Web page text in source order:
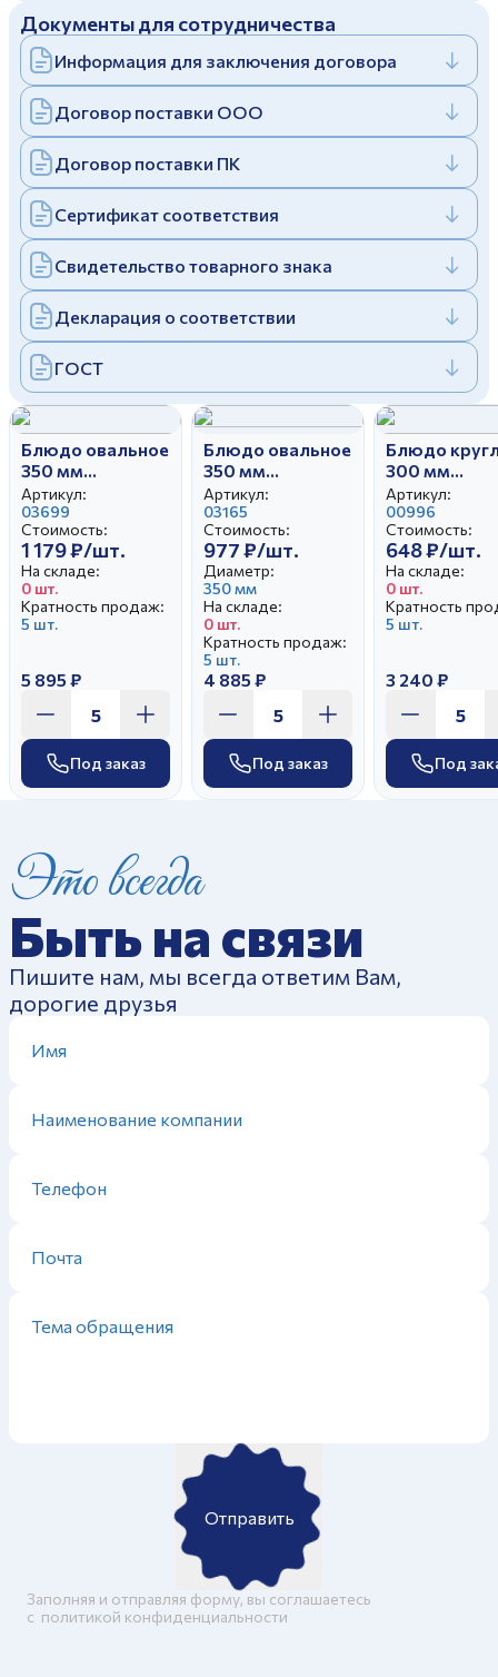
Отправить
Заполняя и отправляя форму, вы соглашаетесь
cполитикой конфиденциальности
Заполняя и отправляя форму, вы соглашаетесь
cполитикой конфиденциальности
Дулевский фарфоровый завод ©
Политика конфиденциальности
Документы для сотрудничества
Информация для заключения договора
Договор поставки ООО
Договор поставки ПК
Сертификат соответствия
Свидетельство товарного знака
Декларация о соответствии
ГОСТ
Блюдо овальное
350 мм
Вырезной край
Зеленый борт
Артикул:
03699
Стоимость:
1 179 ₽/шт.
На складе:
0 шт.
Кратность продаж:
5 шт.
5 895 ₽
Под заказ
Блюдо овальное
350 мм
Вырезной край
Монреаль
Артикул:
03165
Стоимость:
977 ₽/шт.
Диаметр:
350 мм
На складе:
0 шт.
Кратность продаж:
5 шт.
4 885 ₽
Под заказ
Блюдо
300 мм
Вырезной
Жар-птица
Артикул:
00996
Стоимость:
648 ₽/шт.
На складе:
0 шт.
Кратность
5 шт.
3 240 ₽
Под
Это всегда
Быть на связи
Пишите нам, мы всегда ответим Вам,
дорогие друзья
Отправить
Заполняя и отправляя форму, вы соглашаетесь
c политикой конфиденциальности